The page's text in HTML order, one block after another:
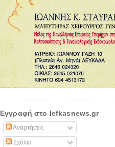
Εγγραφή στο lefkasnews.gr
Αναρτήσεις
Σχόλια